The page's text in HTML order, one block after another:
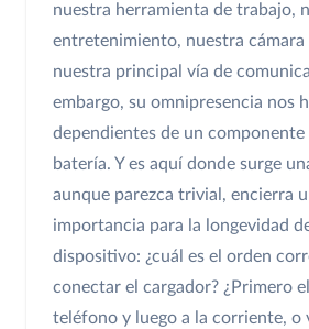
nuestra herramienta de trabajo,
entretenimiento, nuestra
nuestra principal vía de
embargo, su omnipresencia nos
dependientes de un componente
batería. Y es aquí donde surge
aunque parezca trivial, encierra
importancia para la longevidad
dispositivo: ¿cuál es el orden
conectar el cargador? ¿Primero el
teléfono y luego a la corriente, o